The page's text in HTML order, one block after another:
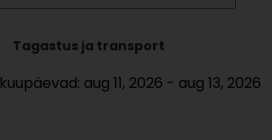
Tagastus ja transport
aug 11, 2026 - aug 13, 2026